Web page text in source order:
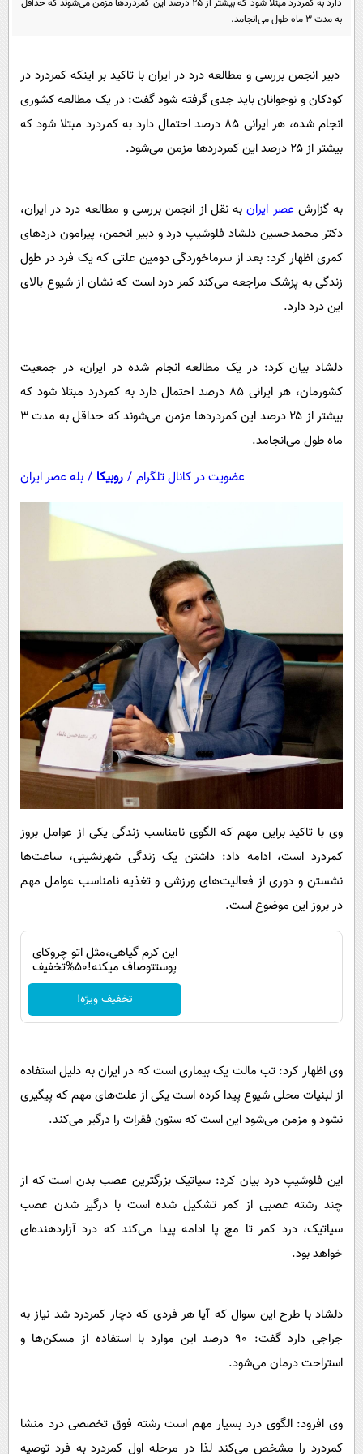
سرگرمی
گوناگون
حوادث
محیط زیست
سلامت
بین الملل
حیات وحش
پیامک
دانلود
دارد به کمردرد مبتلا شود که بیشتر از ۲۵ درصد این کمردردها مزمن می‌شوند که حداقل
به مدت 3 ماه طول می‌انجامد.
دبیر انجمن بررسی و مطالعه درد در ایران با تاکید بر اینکه کمردرد در
کودکان و نوجوانان باید جدی گرفته شود گفت: در یک مطالعه کشوری
انجام شده، هر ایرانی ۸۵ درصد احتمال دارد به کمردرد مبتلا شود که
بیشتر از ۲۵ درصد این کمردردها مزمن می‌شود.
به گزارش عصر ایرانبه نقل از انجمن بررسی و مطالعه درد در ایران،
دکتر محمدحسین دلشاد فلوشیپ درد و دبیر انجمن، پیرامون دردهای
کمری اظهار کرد: بعد از سرماخوردگی دومین علتی که یک فرد در طول
زندگی به پزشک مراجعه می‌کند کمر درد است که نشان از شیوع بالای
این درد دارد.
دلشاد بیان کرد: در یک مطالعه انجام شده در ایران، در جمعیت
کشورمان، هر ایرانی ۸۵ درصد احتمال دارد به کمردرد مبتلا شود که
بیشتر از ۲۵ درصد این کمردردها مزمن می‌شوند که حداقل به مدت 3
ماه طول می‌انجامد.
عضویت در کانال تلگرام / روبیکا / بله عصر ایران
وی با تاکید براین مهم که الگوی نامناسب زندگی یکی از عوامل بروز
کمردرد است، ادامه داد: داشتن یک زندگی شهرنشینی، ساعت‌ها
نشستن و دوری از فعالیت‌های ورزشی و تغذیه نامناسب عوامل مهم
در بروز این موضوع است.
این کرم گیاهی،مثل اتو چروکای
پوستتوصاف میکنه!50%تخفیف
تخفیف ویژه!
وی اظهار کرد: تب مالت یک بیماری است که در ایران به دلیل استفاده
از لبنیات محلی شیوع پیدا کرده است یکی از علت‌های مهم که پیگیری
نشود و مزمن می‌شود این است که ستون فقرات را درگیر می‌کند.
این فلوشیپ درد بیان کرد: سیاتیک بزرگترین عصب بدن است که از
چند رشته عصبی از کمر تشکیل شده است با درگیر شدن عصب
سیاتیک، درد کمر تا مچ پا ادامه پیدا می‌کند که درد آزاردهنده‌ای
خواهد بود.
دلشاد با طرح این سوال که آیا هر فردی که دچار کمر‌درد شد نیاز به
جراجی دارد گفت: ۹۰ درصد این موارد با استفاده از مسکن‌ها و
استراحت درمان می‌شود.
وی افزود: الگوی درد بسیار مهم است رشته فوق تخصصی درد منشا
کمردرد را مشخص می‌کند لذا در مرحله اول کمردرد به فرد توصیه